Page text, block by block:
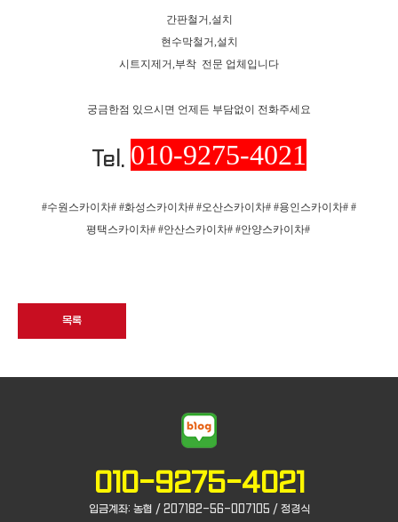
간판철거,설치
현수막철거,설치
시트지제거,부착 전문 업체입니다
궁금한점 있으시면 언제든 부담없이 전화주세요
Tel. 010-9275-4021
#수원스카이차# #화성스카이차# #오산스카이차# #용인스카이차# #
평택스카이차# #안산스카이차# #안양스카이차#
목록
010-9275-4021
입금계좌: 농협 / 207182-56-007105 / 정경식